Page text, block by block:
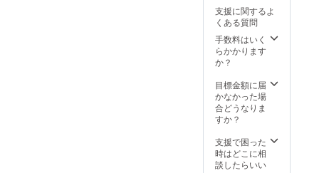
サイズ
は、片
面印刷
（120m
となり
ます ※
詳細は
してい
る動画
をご確
うボイ
スとお
やすみ
ボイス
のどち
望か、
そして
読み上
げてほ
前を備
考欄に
記入お
（50m
m×75m
m）と
なりま
す ※詳
トップ
に掲載
してい
る動画
認くだ
さい ❏
おはよ
カード
サイズ
は、約
8.3mm
×約
、厚み
約
0.76m
mです ※
来次第
順次郵
送とな
支援に関するよ
くある質問
手数料はいく
らかかります
か？
目標金額に届
かなかった場
合どうなりま
すか？
支援で困った
時はどこに相
談したらいい